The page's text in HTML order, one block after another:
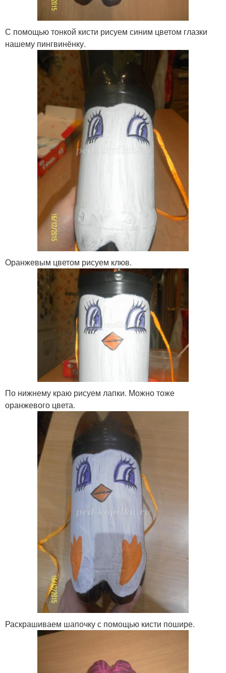
С помощью тонкой кисти рисуем синим цветом глазки
нашему пингвинёнку.
Оранжевым цветом рисуем клюв.
По нижнему краю рисуем лапки. Можно тоже
оранжевого цвета.
Раскрашиваем шапочку с помощью кисти пошире.